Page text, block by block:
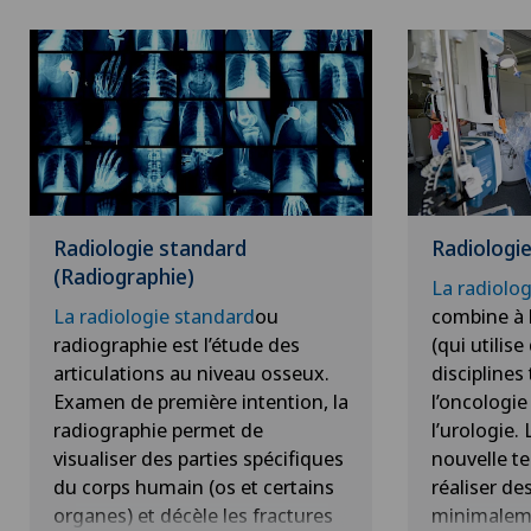
Radiologie standard
(Radiographie)
La radiologie standardou
radiographie est l’étude des
articulations au niveau osseux.
Examen de première intention, la
radiographie permet de
visualiser des parties spécifiques
du corps humain (os et certains
organes) et décèle les fractures
La
combine
(qui utilise
l’urologie.
nouvelle
réaliser